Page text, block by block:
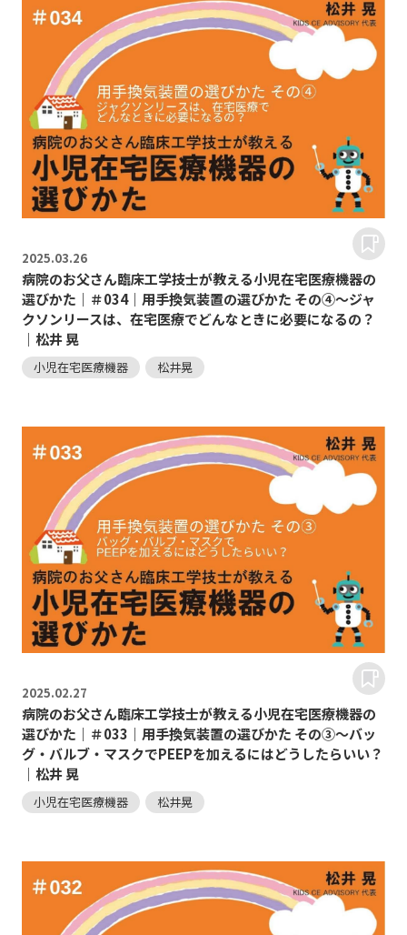
2025.03.26
病院のお父さん臨床工学技士が教える小児在宅医療機器の
選びかた｜＃034｜用手換気装置の選びかた その④～ジャ
クソンリースは、在宅医療でどんなときに必要になるの？
｜松井 晃
小児在宅医療機器 松井晃
2025.02.27
病院のお父さん臨床工学技士が教える小児在宅医療機器の
選びかた｜＃033｜用手換気装置の選びかた その③～バッ
グ・バルブ・マスクでPEEPを加えるにはどうしたらいい？
｜松井 晃
小児在宅医療機器 松井晃